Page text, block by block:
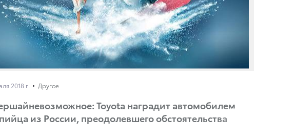
2018 г. Другое
Toyota наградит автомобилем
из России, преодолевшего обстоятельства